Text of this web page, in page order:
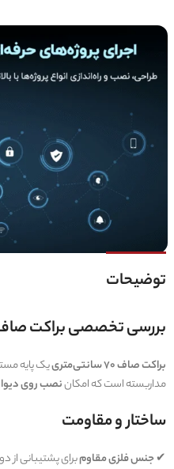
توضیحات
بررسی تخصصی براکت صاف 70
براکت صاف 70 سانتی‌متری
یک پایه
مداربسته است که امکاننصب روی
ساختار و مقاومت
✔جنس فلزی مقاومبرای پشتیبانی